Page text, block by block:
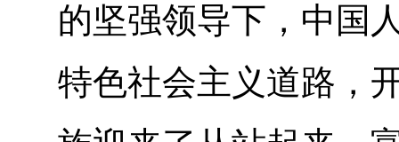
的坚强领导下，中国
特色社会主义道路，